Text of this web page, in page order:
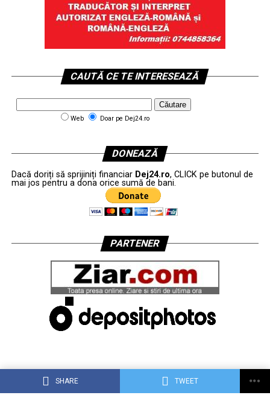
SHARE TWEET
CAUTĂ CE TE INTERESEAZĂ
Web Doar pe Dej24.ro
DONEAZĂ
Dacă doriți să sprijiniți financiar Dej24.ro, CLICK pe butonul de
mai jos pentru a dona orice sumă de bani.
PARTENER